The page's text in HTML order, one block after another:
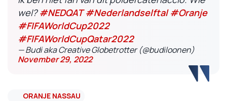
wel?#NEDQAT #Nederlandselftal #Oranje
#FIFAWorldCup2022
#FIFAWorldCupQatar2022
— Budi aka Creative Globetrotter (@budiloonen)
November 29, 2022
ORANJE NASSAU